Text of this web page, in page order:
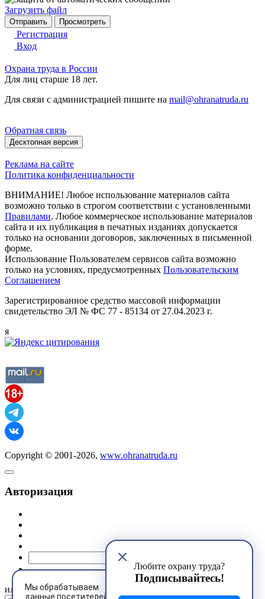
Загрузить файл
Регистрация
Вход
Мы обрабатываем
данные посетителей
Любите охрану труда?
Подписывайтесь!
Охрана труда в России
Для лиц старше 18 лет.
Для связи с администрацией пишите на mail@ohranatruda.ru
Обратная связь
Десктопная версия
Реклама на сайте
Политика конфиденциальности
ВНИМАНИЕ! Любое использование материалов сайта
возможно только в строгом соответствии с установленными
Правилами. Любое коммерческое использование материалов
сайта и их публикация в печатных изданиях допускается
только на основании договоров, заключенных в письменной
форме.
Использование Пользователем сервисов сайта возможно
только на условиях, предусмотренных Пользовательским
Соглашением
Зарегистрированное средство массовой информации
свидетельство ЭЛ № ФС 77 - 85134 от 27.04.2023 г.
я
Copyright © 2001-2026, www.ohranatruda.ru
Авторизация
или